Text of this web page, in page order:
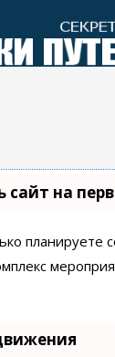
сайт на
планируете